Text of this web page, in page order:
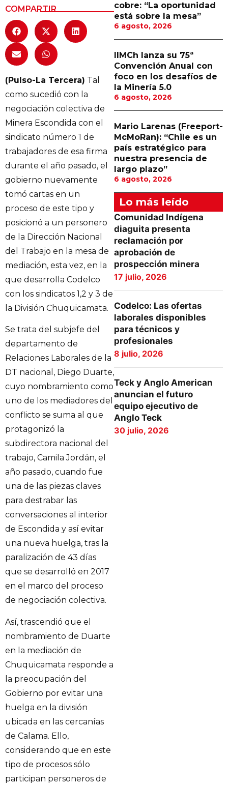
COMPARTIR
(Pulso-La Tercera) Tal
como sucedió con la
negociación colectiva de
Minera Escondida con el
sindicato número 1 de
trabajadores de esa firma
durante el año pasado, el
gobierno nuevamente
tomó cartas en un
proceso de este tipo y
posicionó a un personero
de la Dirección Nacional
del Trabajo en la mesa de
mediación, esta vez, en la
que desarrolla Codelco
con los sindicatos 1,2 y 3 de
la División Chuquicamata.
Se trata del subjefe del
departamento de
Relaciones Laborales de la
DT nacional, Diego Duarte,
cuyo nombramiento como
uno de los mediadores del
conflicto se suma al que
protagonizó la
subdirectora nacional del
trabajo, Camila Jordán, el
año pasado, cuando fue
una de las piezas claves
para destrabar las
conversaciones al interior
de Escondida y así evitar
una nueva huelga, tras la
paralización de 43 días
que se desarrolló en 2017
en el marco del proceso
de negociación colectiva.
Así, trascendió que el
nombramiento de Duarte
en la mediación de
Chuquicamata responde a
la preocupación del
Gobierno por evitar una
huelga en la división
ubicada en las cercanías
de Calama. Ello,
considerando que en este
tipo de procesos sólo
participan personeros de
cobre: “La oportunidad
está sobre la mesa”
6 agosto, 2026
IIMCh lanza su 75ª
Convención Anual con
foco en los desafíos de
la Minería 5.0
6 agosto, 2026
Mario Larenas (Freeport-
McMoRan): “Chile es un
país estratégico para
nuestra presencia de
largo plazo”
6 agosto, 2026
Lo más leído
Comunidad Indígena
diaguita presenta
reclamación por
aprobación de
prospección minera
17 julio, 2026
Codelco: Las ofertas
laborales disponibles
para técnicos y
profesionales
8 julio, 2026
Teck y Anglo American
anuncian el futuro
equipo ejecutivo de
Anglo Teck
30 julio, 2026